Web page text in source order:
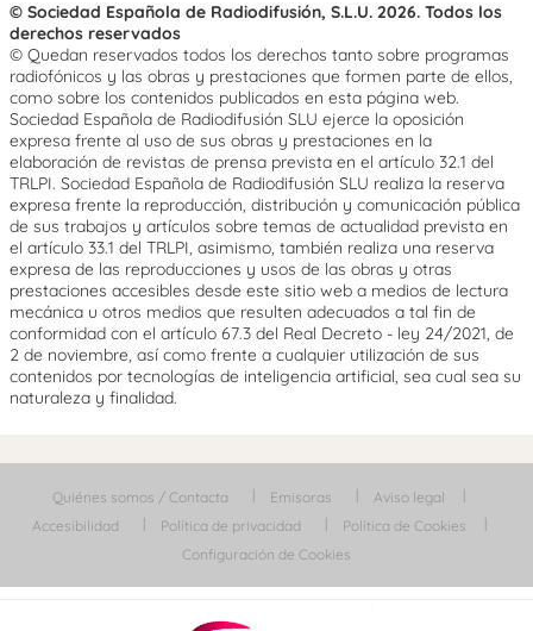
© Sociedad Española de Radiodifusión, S.L.U. 2026. Todos los
derechos reservados
© Quedan reservados todos los derechos tanto sobre programas
radiofónicos y las obras y prestaciones que formen parte de ellos,
como sobre los contenidos publicados en esta página web.
Sociedad Española de Radiodifusión SLU ejerce la oposición
expresa frente al uso de sus obras y prestaciones en la
elaboración de revistas de prensa prevista en el artículo 32.1 del
TRLPI. Sociedad Española de Radiodifusión SLU realiza la reserva
expresa frente la reproducción, distribución y comunicación pública
de sus trabajos y artículos sobre temas de actualidad prevista en
el artículo 33.1 del TRLPI, asimismo, también realiza una reserva
expresa de las reproducciones y usos de las obras y otras
prestaciones accesibles desde este sitio web a medios de lectura
mecánica u otros medios que resulten adecuados a tal fin de
conformidad con el artículo 67.3 del Real Decreto - ley 24/2021, de
2 de noviembre, así como frente a cualquier utilización de sus
contenidos por tecnologías de inteligencia artificial, sea cual sea su
naturaleza y finalidad.
Quiénes somos / Contacta Emisoras
Aviso legal
Accesibilidad
Política de privacidad
Política de Cookies
Configuración de Cookies